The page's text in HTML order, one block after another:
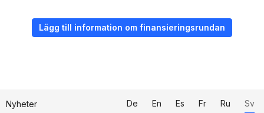
Lägg till information om finansieringsrundan
Nyheter
De En Es Fr Ru Sv